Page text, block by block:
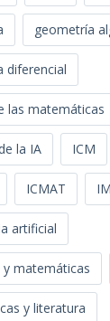
geometría
diferencial
las matemáticas
la IA ICM
ICMAT
artificial
matemáticas
y literatura